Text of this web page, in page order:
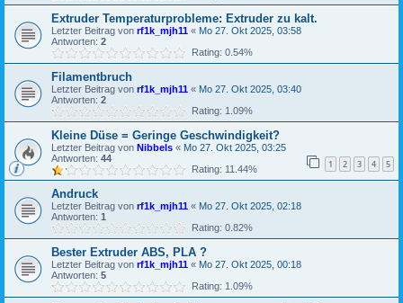
Extruder Temperaturprobleme: Extruder zu kalt.
Letzter Beitrag von rf1k_mjh11 « Mo 27. Okt 2025, 03:58
Antworten: 2
Rating: 0.54%
Filamentbruch
Letzter Beitrag von rf1k_mjh11 « Mo 27. Okt 2025, 03:40
Antworten: 2
Rating: 1.09%
Kleine Düse = Geringe Geschwindigkeit?
Letzter Beitrag von Nibbels « Mo 27. Okt 2025, 03:25
Antworten: 44 1 2 3 4 5
Rating: 11.44%
Andruck
Letzter Beitrag von rf1k_mjh11 « Mo 27. Okt 2025, 02:18
Antworten: 1
Rating: 0.82%
Bester Extruder ABS, PLA ?
Letzter Beitrag von rf1k_mjh11 « Mo 27. Okt 2025, 00:18
Antworten: 5
Rating: 1.09%